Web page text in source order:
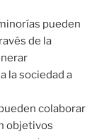
pueden
de la
la sociedad a
colaborar
objetivos